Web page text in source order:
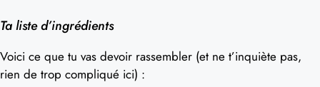
Ta liste d’ingrédients
Voici ce que tu vas devoir rassembler (et ne t’inquiète pas,
rien de trop compliqué ici) :